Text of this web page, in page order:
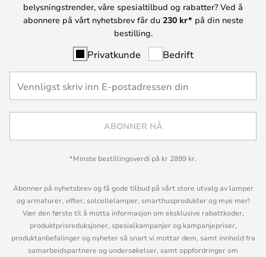
belysningstrender, våre spesialtilbud og rabatter? Ved å
abonnere på vårt nyhetsbrev får du 230 kr* på din neste
bestilling.
Privatkunde Bedrift
ABONNER NÅ
*Minste bestillingsverdi på kr 2899 kr.
Abonner på nyhetsbrev og få gode tilbud på vårt store utvalg av lamper
og armaturer, vifter, solcellelamper, smarthusprodukter og mye mer!
Vær den første til å motta informasjon om eksklusive rabattkoder,
produktprisreduksjoner, spesialkampanjer og kampanjepriser,
produktanbefalinger og nyheter så snart vi mottar dem, samt innhold fra
samarbeidspartnere og undersøkelser, samt oppfordringer om